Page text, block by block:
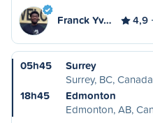
Franck Yv… 4,9
05h45
Surrey
Surrey, BC, Canada
18h45
Edmonton
Edmonton, AB,